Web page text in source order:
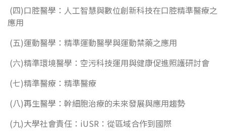
(四)口腔醫學：人工智慧與數位創新科技在口腔精準醫療之
應用
(五)運動醫學：精準運動醫學與運動禁藥之應用
(六)精準環境醫學：空污科技運用與健康促進照護研討會
(七)精準醫療：精準醫療
(八)再生醫學：幹細胞治療的未來發展與應用趨勢
(九)大學社會責任：iUSR：從區域合作到國際